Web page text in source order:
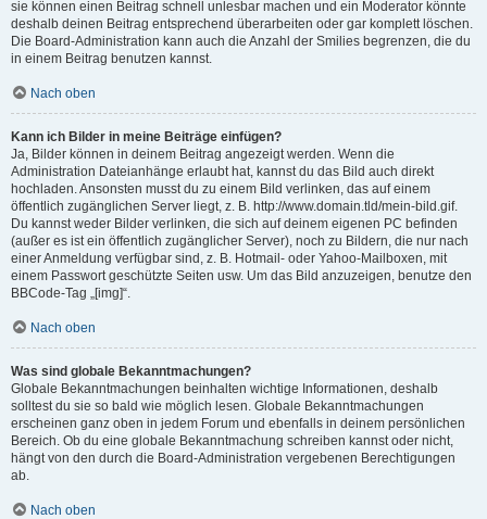
sie können einen Beitrag schnell unlesbar machen und ein Moderator könnte
deshalb deinen Beitrag entsprechend überarbeiten oder gar komplett löschen.
Die Board-Administration kann auch die Anzahl der Smilies begrenzen, die du
in einem Beitrag benutzen kannst.
Nach oben
Kann ich Bilder in meine Beiträge einfügen?
Ja, Bilder können in deinem Beitrag angezeigt werden. Wenn die
Administration Dateianhänge erlaubt hat, kannst du das Bild auch direkt
hochladen. Ansonsten musst du zu einem Bild verlinken, das auf einem
öffentlich zugänglichen Server liegt, z. B. http://www.domain.tld/mein-bild.gif.
Du kannst weder Bilder verlinken, die sich auf deinem eigenen PC befinden
(außer es ist ein öffentlich zugänglicher Server), noch zu Bildern, die nur nach
einer Anmeldung verfügbar sind, z. B. Hotmail- oder Yahoo-Mailboxen, mit
einem Passwort geschützte Seiten usw. Um das Bild anzuzeigen, benutze den
BBCode-Tag „[img]“.
Nach oben
Was sind globale Bekanntmachungen?
Globale Bekanntmachungen beinhalten wichtige Informationen, deshalb
solltest du sie so bald wie möglich lesen. Globale Bekanntmachungen
erscheinen ganz oben in jedem Forum und ebenfalls in deinem persönlichen
Bereich. Ob du eine globale Bekanntmachung schreiben kannst oder nicht,
hängt von den durch die Board-Administration vergebenen Berechtigungen
ab.
Nach oben